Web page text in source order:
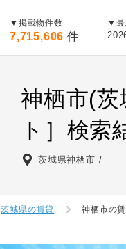
▼掲載物件数
7,715,606 件
▼最
神栖市(
ト］検索
茨城県神栖市
茨城県の賃貸 神栖市の